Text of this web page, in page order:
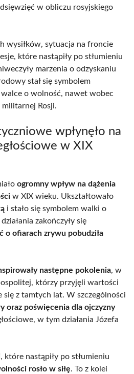
w obliczu rosyjskiego
wysiłków, sytuacja na froncie
które nastąpiły po stłumieniu
marzenia o odzyskaniu
stał się symbolem
o wolność, nawet wobec
militarnej Rosji.
wpłynęło na
w XIX
ogromny wpływ na dążenia
w XIX wieku. Ukształtowało
i stało się symbolem walki o
zakończyły się
o ofiarach zrywu pobudziła
następne pokolenia, w
którzy przyjęli wartości
z tamtych lat. W szczególności
oraz poświęcenia dla ojczyzny
w tym działania Józefa
, które nastąpiły po stłumieniu
rosło w siłę. To z kolei